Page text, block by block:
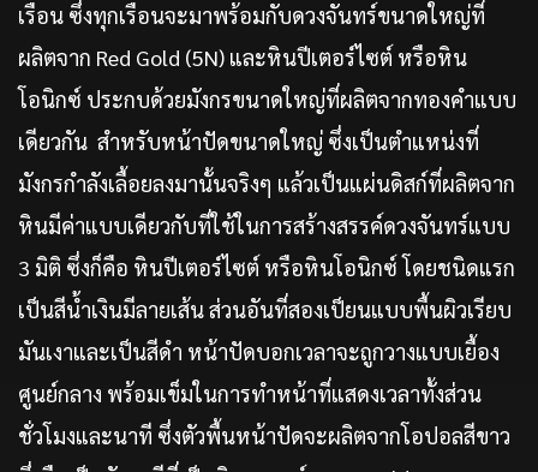
เรือน ซึ่งทุกเรือนจะมาพร้อมกับดวงจันทร์ขนาดใหญ่ที่
ผลิตจาก Red Gold (5N) และหินปีเตอร์ไซต์ หรือหิน
โอนิกซ์ ประกบด้วยมังกรขนาดใหญ่ที่ผลิตจากทองคำแบบ
เดียวกัน สำหรับหน้าปัดขนาดใหญ่ ซึ่งเป็นตำแหน่งที่
มังกรกำลังเลื้อยลงมานั้นจริงๆ แล้วเป็นแผ่นดิสก์ที่ผลิตจาก
หินมีค่าแบบเดียวกับที่ใช้ในการสร้างสรรค์ดวงจันทร์แบบ
3 มิติ ซึ่งก็คือ หินปีเตอร์ไซต์ หรือหินโอนิกซ์ โดยชนิดแรก
เป็นสีน้ำเงินมีลายเส้น ส่วนอันที่สองเป็ยนแบบพื้นผิวเรียบ
มันเงาและเป็นสีดำ หน้าปัดบอกเวลาจะถูกวางแบบเยื้อง
ศูนย์กลาง พร้อมเข็มในการทำหน้าที่แสดงเวลาทั้งส่วน
ชั่วโมงและนาที ซึ่งตัวพื้นหน้าปัดจะผลิตจากโอปอลสีขาว